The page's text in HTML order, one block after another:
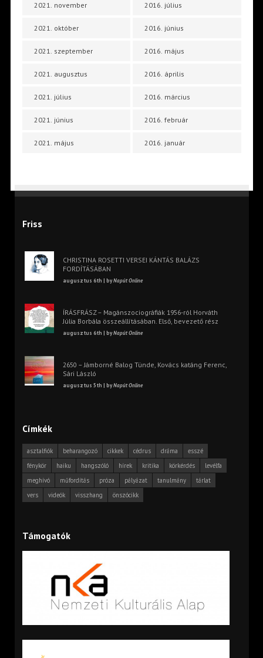
2021. november
2021. október
2021. szeptember
2021. augusztus
2021. július
2021. június
2021. május
2016. július
2016. június
2016. május
2016. április
2016. március
2016. február
2016. január
Friss
CHRISTINA ROSETTI VERSEI KÁNTÁS BALÁZS
FORDÍTÁSÁBAN
augusztus 6th | byNapút Online
ÍRÁSFRÁSZ – Magánszociográfiák 1956-ról Horváth
Júlia Borbála összeállításában. Első, bevezető rész
augusztus 6th | byNapút Online
2650 – Jámborné Balog Tünde, Kovács katáng Ferenc,
Sári László
augusztus 5th | byNapút Online
Címkék
asztalfiók beharangozó cikkek cédrus dráma
esszé
fénykör
haiku hangszóló hírek kritika körkérdés
levélfa
meghívó
műfordítás próza pályázat tanulmány
tárlat
vers
videók visszhang önszócikk
Támogatók